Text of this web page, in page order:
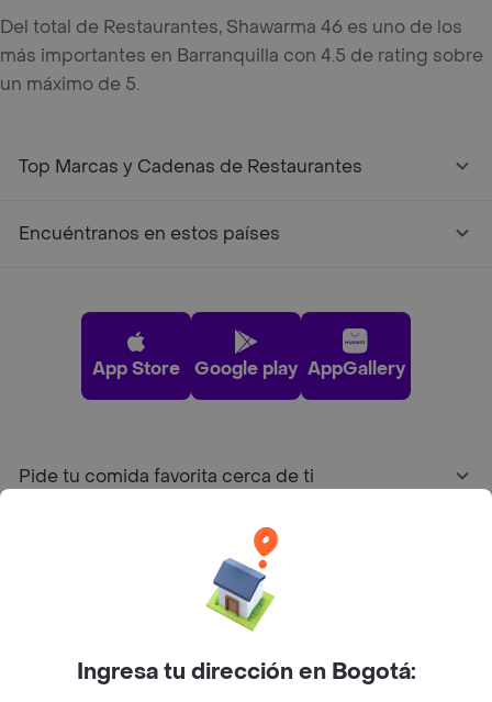
Del total de Restaurantes, Shawarma 46 es uno de los
más importantes en Barranquilla con 4.5 de rating sobre
un máximo de 5.
Top Marcas y Cadenas de Restaurantes
Encuéntranos en estos países
App Store Google play AppGallery
Pide tu comida favorita cerca de ti
Sobre RappiIngresa tu dirección en Bogotá: